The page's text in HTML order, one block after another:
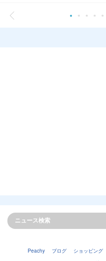
Peachy ブログ ショッピング